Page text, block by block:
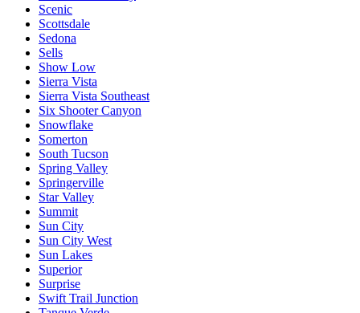
Scenic
Scottsdale
Sedona
Sells
Show Low
Sierra Vista
Sierra Vista Southeast
Six Shooter Canyon
Snowflake
Somerton
South Tucson
Spring Valley
Springerville
Star Valley
Summit
Sun City
Sun City West
Sun Lakes
Superior
Surprise
Swift Trail Junction